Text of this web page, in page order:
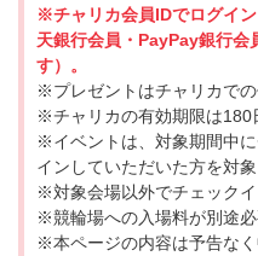
※チャリカ会員IDでログイ
天銀行会員・PayPay銀行会
す）。
※プレゼントはチャリカでの
※チャリカの有効期限は180
※イベントは、対象期間中
インしていただいた方を対象
※対象会場以外でチェックイ
※競輪場への入場料が別途必
※本ページの内容は予告な